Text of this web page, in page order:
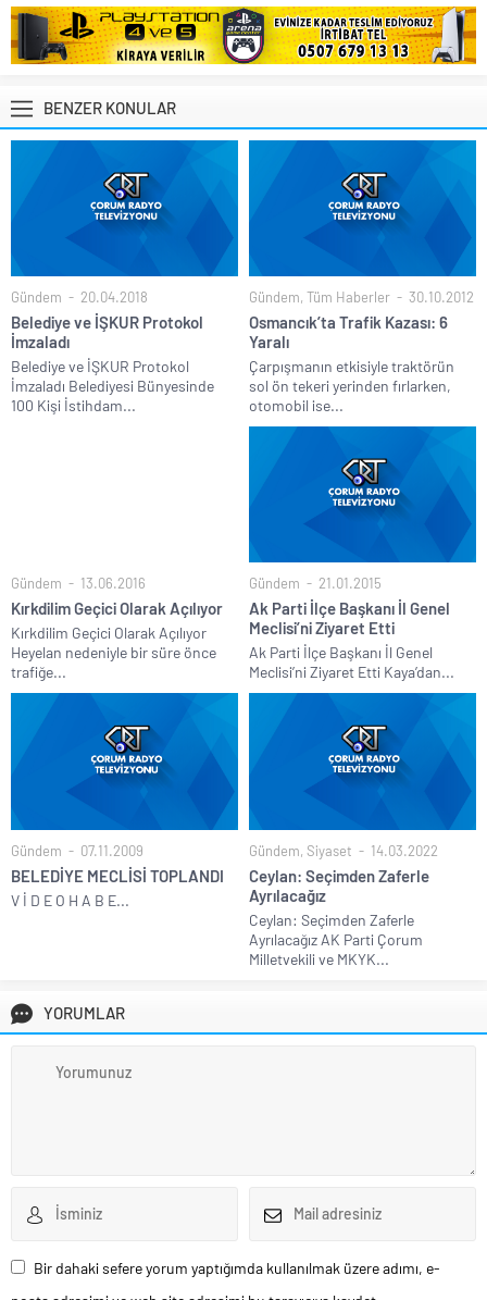
BENZER KONULAR
Gündem 20.04.2018
Belediye ve İŞKUR Protokol
İmzaladı
Belediye ve İŞKUR Protokol
İmzaladı Belediyesi Bünyesinde
100 Kişi İstihdam...
Gündem, Tüm Haberler 30.10.2012
Osmancık’ta Trafik Kazası: 6
Yaralı
Çarpışmanın etkisiyle traktörün
sol ön tekeri yerinden fırlarken,
otomobil ise...
Gündem 13.06.2016
Kırkdilim Geçici Olarak Açılıyor
Kırkdilim Geçici Olarak Açılıyor
Heyelan nedeniyle bir süre önce
trafiğe...
Gündem 21.01.2015
Ak Parti İlçe Başkanı İl Genel
Meclisi’ni Ziyaret Etti
Ak Parti İlçe Başkanı İl Genel
Meclisi’ni Ziyaret Etti Kaya’dan...
Gündem 07.11.2009
BELEDİYE MECLİSİ TOPLANDI
V İ D E O H A B E...
Gündem, Siyaset 14.03.2022
Ceylan: Seçimden Zaferle
Ayrılacağız
Ceylan: Seçimden Zaferle
Ayrılacağız AK Parti Çorum
Milletvekili ve MKYK...
YORUMLAR
Bir dahaki sefere yorum yaptığımda kullanılmak üzere adımı, e-